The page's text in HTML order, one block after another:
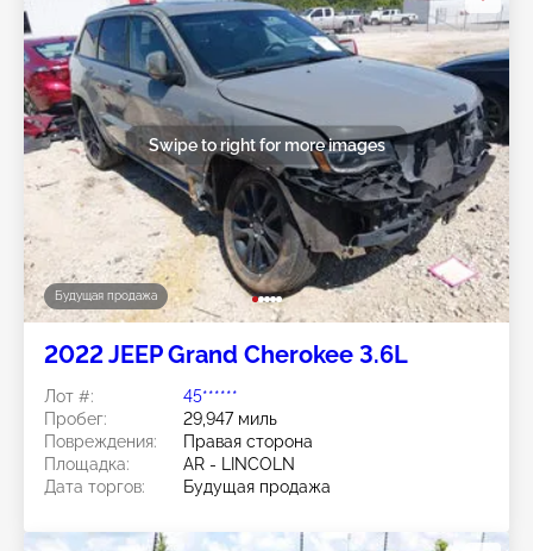
Будущая продажа
Swipe to right for more images
2022 JEEP Grand Cherokee 3.6L
Лот #:
45******
Пробег:
29,947 миль
Повреждения:
Правая сторона
Площадка:
AR - LINCOLN
Дата торгов:
Будущая продажа